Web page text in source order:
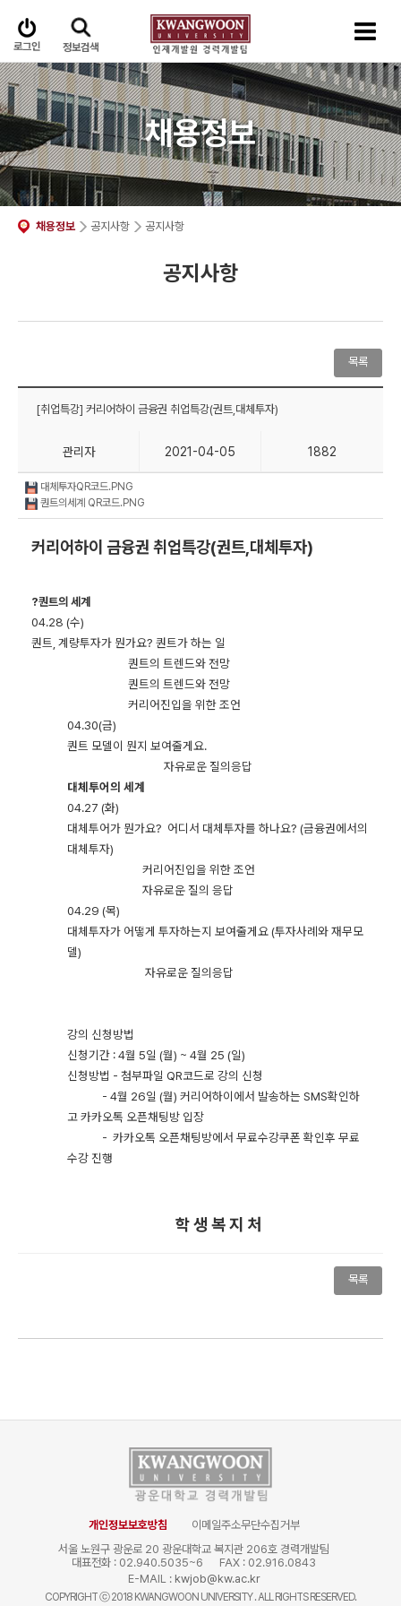
로그인 정보검색
채용정보
채용정보 공지사항 공지사항
공지사항
목록
[취업특강] 커리어하이 금융권 취업특강(권트,대체투자)
관리자 2021-04-05 1882
대체투자QR코드.PNG
퀀트의세계 QR코드.PNG
커리어하이 금융권 취업특강(권트,대체투자)
?퀀트의 세계
04.28 (수)
퀀트, 계량투자가 뭔가요? 퀀트가 하는 일
퀀트의 트렌드와 전망
퀀트의 트렌드와 전망
커리어진입을 위한 조언
04.30(금)
퀀트 모델이 뭔지 보여줄게요.
자유로운 질의응답
대체투어의 세계
04.27 (화)
대체투어가 뭔가요? 어디서 대체투자를 하나요? (금융권에서의
대체투자)
커리어진입을 위한 조언
자유로운 질의 응답
04.29 (목)
대체투자가 어떻게 투자하는지 보여줄게요 (투자사례와 재무모
델)
자유로운 질의응답
강의 신청방법
신청기간 : 4월 5일 (월) ~ 4월 25 (일)
신청방법 - 첨부파일 QR코드로 강의 신청
- 4월 26일 (월) 커리어하이에서 발송하는 SMS확인하
고 카카오톡 오픈채팅방 입장
- 카카오톡 오픈채팅방에서 무료수강쿠폰 확인후 무료
수강 진행
학 생 복 지 처
목록
개인정보보호방침
이메일주소무단수집거부
서울 노원구 광운로 20 광운대학교 복지관 206호 경력개발팀
대표전화 : 02.940.5035~6
FAX : 02.916.0843
E-MAIL : kwjob@kw.ac.kr
COPYRIGHTⓒ2018 KWANGWOON UNIVERSITY . ALL RIGHTS RESERVED.